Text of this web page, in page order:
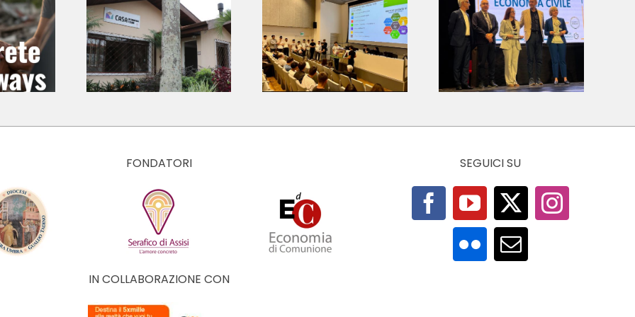
e
–
do
Concorso
Nazionale
Ecologika 2026:
giovani
protagonisti
Consegnato il
Premio “Giovani
Ricercatori in
Economia
Civile”
FONDATORI
IN COLLABORAZIONE CON
SEGUICI SU